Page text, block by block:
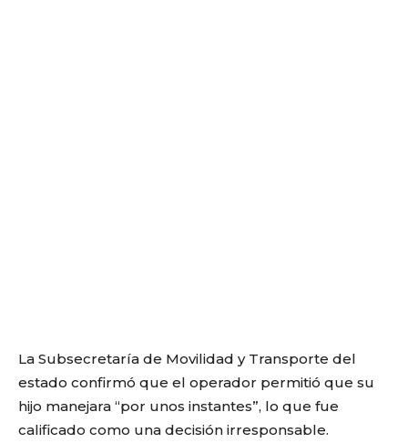
La Subsecretaría de Movilidad y Transporte del
estado confirmó que el operador permitió que su
hijo manejara “por unos instantes”, lo que fue
calificado como una decisión irresponsable.